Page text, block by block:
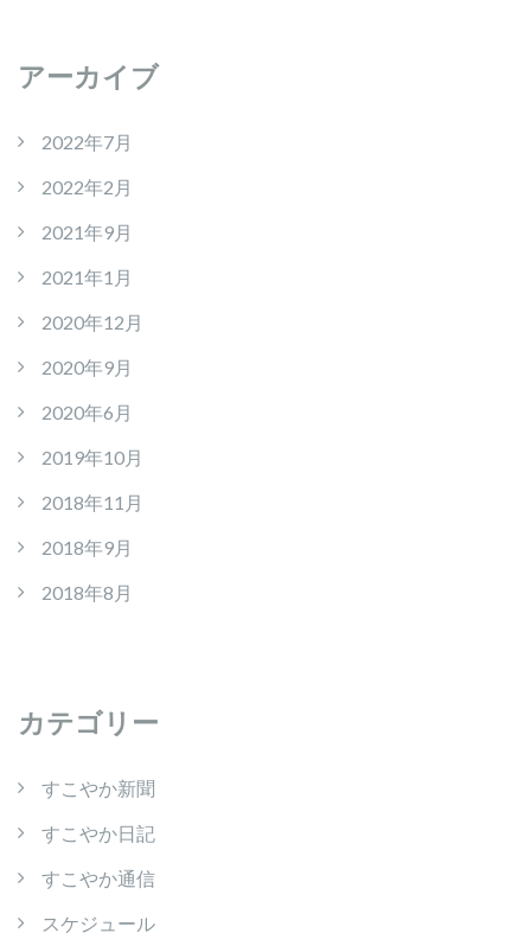
アーカイブ
2022年7月
2022年2月
2021年9月
2021年1月
2020年12月
2020年9月
2020年6月
2019年10月
2018年11月
2018年9月
2018年8月
カテゴリー
すこやか新聞
すこやか日記
すこやか通信
スケジュール